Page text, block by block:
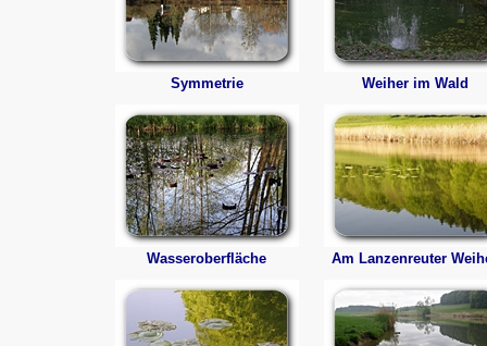
Symmetrie Weiher im Wald
Wasseroberfläche Am Lanzenreuter